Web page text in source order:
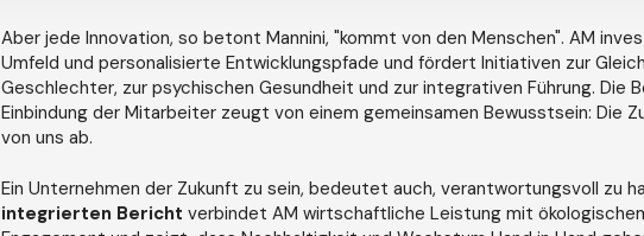
Aber jede Innovation, so betont Mannini, "kommt von den Menschen". AM
Umfeld und personalisierte Entwicklungspfade und fördert Initiativen zur
Geschlechter, zur psychischen Gesundheit und zur integrativen Führung. Die
Einbindung der Mitarbeiter zeugt von einem gemeinsamen Bewusstsein: Die
von uns ab.
Ein Unternehmen der Zukunft zu sein, bedeutet auch, verantwortungsvoll zu
integrierten Bericht verbindet AM wirtschaftliche Leistung mit